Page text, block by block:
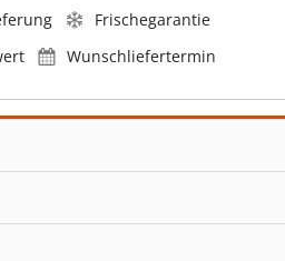
Frischegarantie
Wunschliefertermin